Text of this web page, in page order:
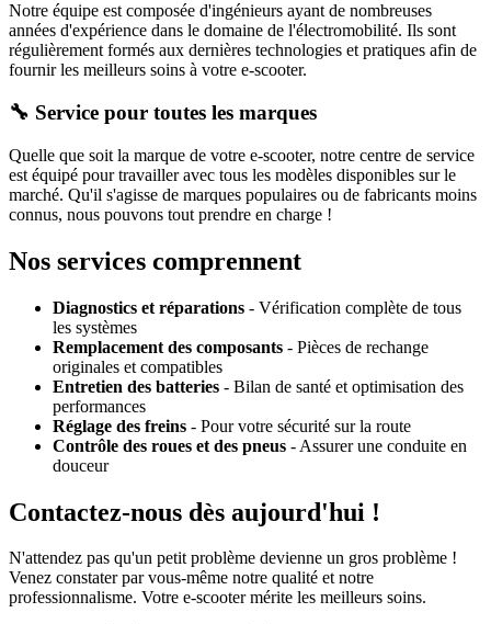
Notre équipe est composée d'ingénieurs ayant de nombreuses
années d'expérience dans le domaine de l'électromobilité. Ils sont
régulièrement formés aux dernières technologies et pratiques afin de
fournir les meilleurs soins à votre e-scooter.
🔧 Service pour toutes les marques
Quelle que soit la marque de votre e-scooter, notre centre de service
est équipé pour travailler avec tous les modèles disponibles sur le
marché. Qu'il s'agisse de marques populaires ou de fabricants moins
connus, nous pouvons tout prendre en charge !
Nos services comprennent
Diagnostics et réparations - Vérification complète de tous
les systèmes
Remplacement des composants - Pièces de rechange
originales et compatibles
Entretien des batteries - Bilan de santé et optimisation des
performances
Réglage des freins - Pour votre sécurité sur la route
Contrôle des roues et des pneus - Assurer une conduite en
douceur
Contactez-nous dès aujourd'hui !
N'attendez pas qu'un petit problème devienne un gros problème !
Venez constater par vous-même notre qualité et notre
professionnalisme. Votre e-scooter mérite les meilleurs soins.